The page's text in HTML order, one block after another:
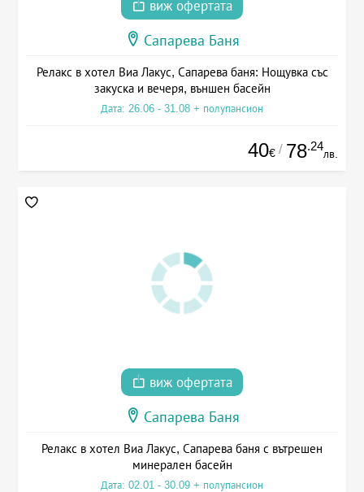
виж офертата
Сапарева Баня
Релакс в хотел Виа Лакус, Сапарева баня: Нощувка със
закуска и вечеря, външен басейн
Дата: 26.06 - 31.08 + полупансион
40€ / 78.24
лв.
виж офертата
Сапарева Баня
Релакс в хотел Виа Лакус, Сапарева баня с вътрешен
минерален басейн
Дата: 02.01 - 30.09 + полупансион